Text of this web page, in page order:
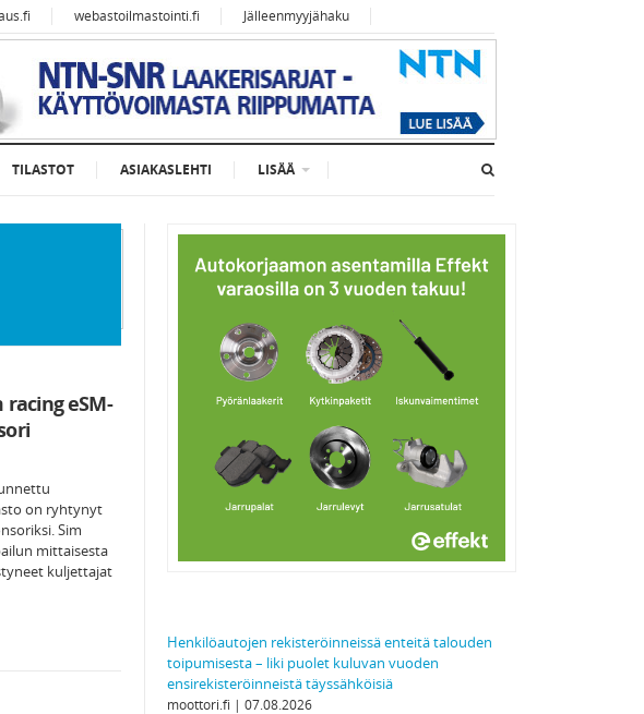
webastoilmastointi.fi Jälleenmyyjähaku
TILASTOT ASIAKASLEHTI LISÄÄ
eSM-
on ryhtynyt
Sim
mittaisesta
kuljettajat
Henkilöautojen rekisteröinneissä enteitä talouden
toipumisesta – liki puolet kuluvan vuoden
ensirekisteröinneistä täyssähköisiä
moottori.fi 07.08.2026